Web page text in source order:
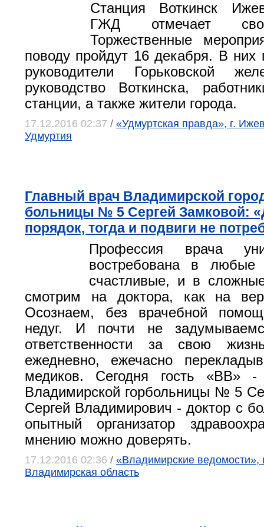
Станция Воткинск
ГЖД отмечает
Торжественные
поводу пройдут 16 декабря. В них
руководители Горьковской
руководство Воткинска,
станции, а также жители города.
17.12.2016 02:37 / «Удмуртская правда», г.
Удмуртия
Главный врач Владимирской
больницы № 5 Сергей Замковой:
порядок, тогда и подвиги не
Профессия врача
востребована в
счастливые, и в
смотрим на доктора, как на
Осознаем, без врачебной
недуг. И почти не
ответственности за свою
ежедневно, ежечасно
медиков. Сегодня гость «ВВ» -
Владимирской горбольницы № 5
Сергей Владимирович - доктор с
опытный организатор
мнению можно доверять.
17.12.2016 02:36 / «Владимирские ведомости»,
Владимирская область